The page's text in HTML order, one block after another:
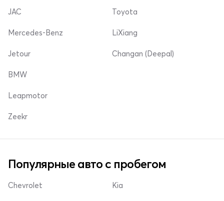
JAC
Mercedes-Benz
Jetour
Toyota
LiXiang
Changan (Deepal)
BMW
Leapmotor
Zeekr
Популярные авто с пробегом
Chevrolet Kia